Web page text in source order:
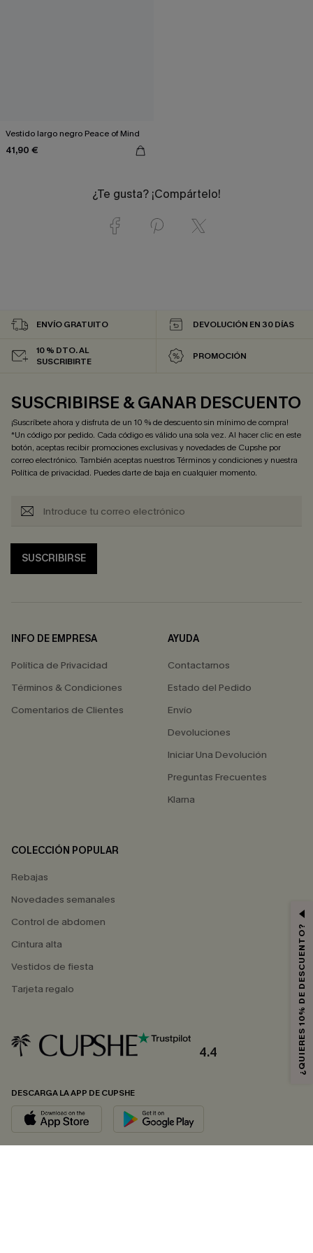
Vestido largo negro Peace of Mind
41,90 €
¿Te gusta? ¡Compártelo!
ENVÍO GRATUITO DEVOLUCIÓN EN 30 DÍAS
10 % DTO. AL
SUSCRIBIRTE
PROMOCIÓN
SUSCRIBIRSE & GANAR DESCUENTO
¡Suscríbete ahora y disfruta de un 10 % de descuento sin mínimo de compra!
*Un código por pedido. Cada código es válido una sola vez. Al hacer clic en este
botón, aceptas recibir promociones exclusivas y novedades de Cupshe por
correo electrónico. También aceptas nuestrosTérminos y condicionesy nuestra
Política de privacidad. Puedes darte de baja en cualquier momento.
SUSCRIBIRSE
INFO DE EMPRESA
Política de Privacidad
Términos & Condiciones
Comentarios de Clientes
AYUDA
Contactarnos
Estado del Pedido
Envío
Devoluciones
Iniciar Una Devolución
Preguntas Frecuentes
Klarna
COLECCIÓN POPULAR
Rebajas
Novedades semanales
Control de abdomen
Cintura alta
Vestidos de fiesta
Tarjeta regalo
4.4
DESCARGA LA APP DE CUPSHE
¿QUIERES 10% DE DESCUENTO?